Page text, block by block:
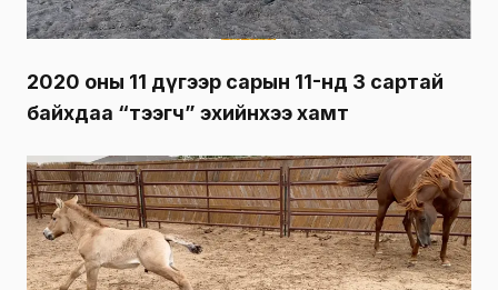
2020 оны 11 дүгээр сарын 11-нд 3 сартай
байхдаа “тээгч” эхийнхээ хамт